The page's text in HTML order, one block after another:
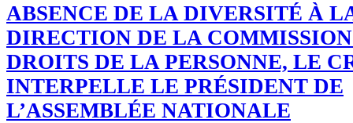
ABSENCE DE LA DIVERSITÉ À
DIRECTION DE LA
DROITS DE LA PERSONNE, LE
INTERPELLE LE PRÉSIDENT DE
L’ASSEMBLÉE NATIONALE